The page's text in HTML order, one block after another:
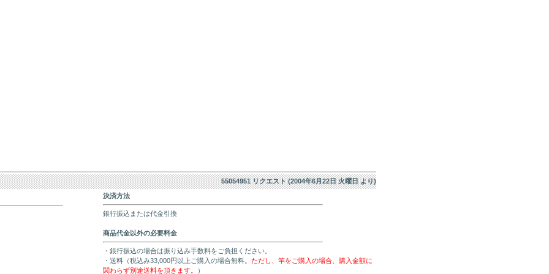
55054951 リクエスト (2004年6月22日 火曜日 より)
決済方法
銀行振込または代金引換
商品代金以外の必要料金
・銀行振込の場合は振り込み手数料をご負担ください。
・送料（税込み33,000円以上ご購入の場合無料。 ただし、竿をご購入の場合、購入金額に
関わらず別途送料を頂きます。
）